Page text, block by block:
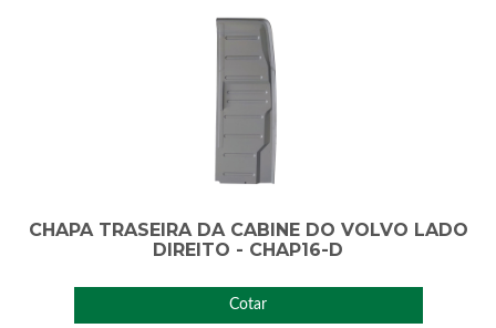
CHAPA TRASEIRA DA CABINE DO VOLVO LADO
DIREITO - CHAP16-D
Cotar